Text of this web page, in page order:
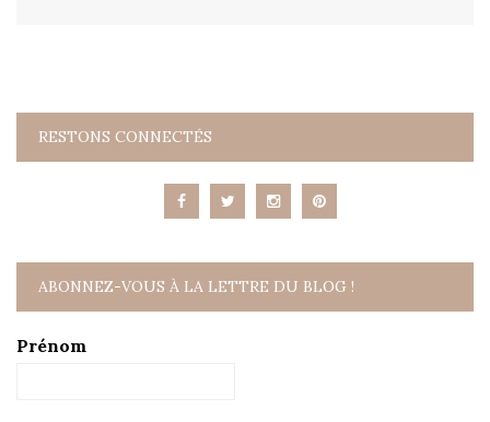
RESTONS CONNECTÉS
ABONNEZ-VOUS À LA LETTRE DU BLOG !
Prénom